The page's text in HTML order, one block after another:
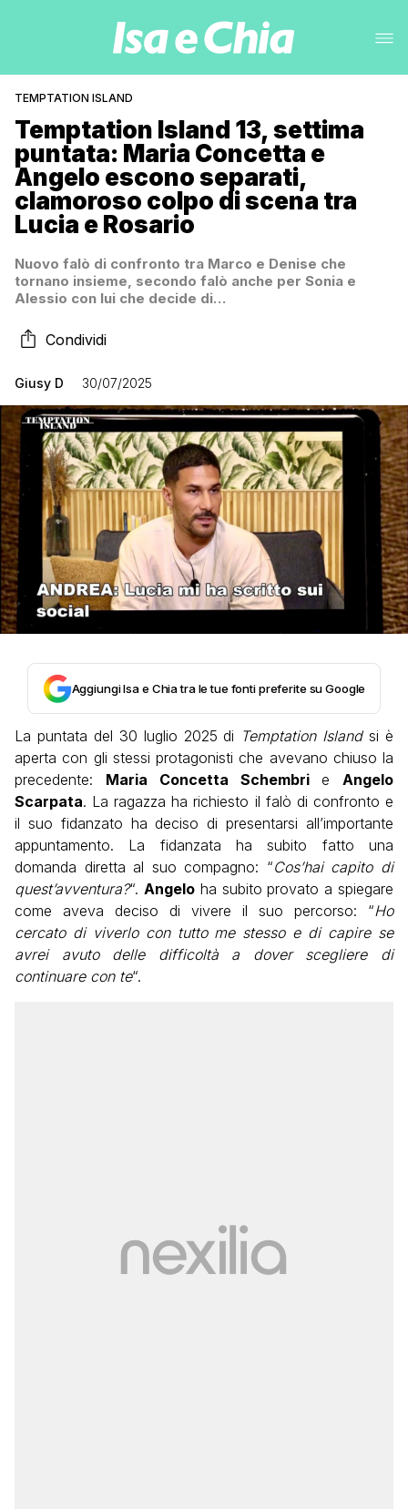
TEMPTATION ISLAND
Temptation Island 13, settima
puntata: Maria Concetta e
Angelo escono separati,
clamoroso colpo di scena tra
Lucia e Rosario
Nuovo falò di confronto tra Marco e Denise che
tornano insieme, secondo falò anche per Sonia e
Alessio con lui che decide di…
Condividi
Giusy D 30/07/2025
Aggiungi Isa e Chia tra le tue fonti preferite su Google
La puntata del 30 luglio 2025 di Temptation Islandsi è
aperta con gli stessi protagonisti che avevano chiuso la
precedente: Maria Concetta Schembri e Angelo
Scarpata. La ragazza ha richiesto il falò di confronto e
il suo fidanzato ha deciso di presentarsi all’importante
appuntamento. La fidanzata ha subito fatto una
domanda diretta al suo compagno: “Cos’hai capito di
quest’avventura?“. Angeloha subito provato a spiegare
come aveva deciso di vivere il suo percorso: “Ho
cercato di viverlo con tutto me stesso e di capire se
avrei avuto delle difficoltà a dover scegliere di
continuare con te“.